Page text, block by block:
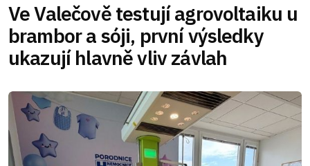
Ve Valečově testují agrovoltaiku u
brambor a sóji, první výsledky
ukazují hlavně vliv závlah